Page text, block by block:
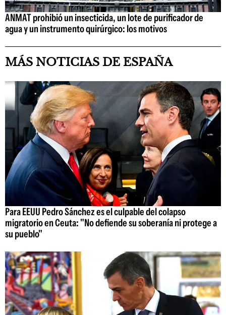
ANMAT prohibió un insecticida, un lote de purificador de
agua y un instrumento quirúrgico: los motivos
MÁS NOTICIAS DE ESPAÑA
Para EEUU Pedro Sánchez es el culpable del colapso
migratorio en Ceuta: "No defiende su soberanía ni protege a
su pueblo"